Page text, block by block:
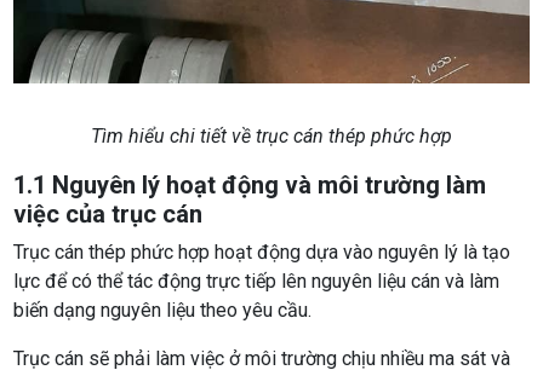
Tìm hiểu chi tiết về trục cán thép phức hợp
1.1 Nguyên lý hoạt động và môi trường làm
việc của trục cán
Trục cán thép phức hợp hoạt động dựa vào nguyên lý là tạo
lực để có thể tác động trực tiếp lên nguyên liệu cán và làm
biến dạng nguyên liệu theo yêu cầu.
Trục cán sẽ phải làm việc ở môi trường chịu nhiều ma sát và